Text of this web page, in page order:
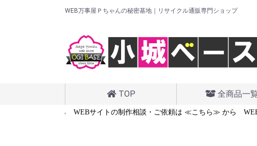
WEB万事屋Ｐちゃんの秘密基地｜リサイクル通販専門ショップ
TOP 全商品一
WEBサイトの制作相談・ご依頼は ≪こちら≫ から